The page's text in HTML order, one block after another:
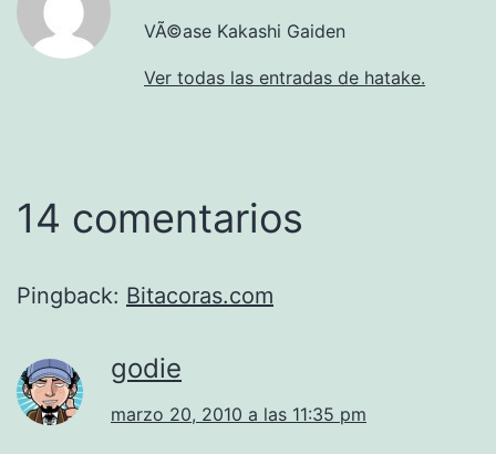
VÃ©ase Kakashi Gaiden
Ver todas las entradas de hatake.
14 comentarios
Pingback: Bitacoras.com
godie
marzo 20, 2010 a las 11:35 pm